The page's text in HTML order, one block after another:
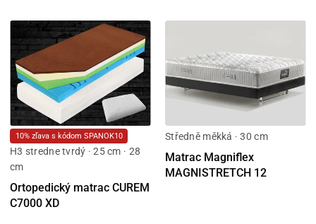
10% zľava s kódom SPANOK10
H3 stredne tvrdý · 25 cm · 28
cm
Ortopedický matrac CUREM
C7000 XD
Středně měkká · 30 cm
Matrac Magniflex
MAGNISTRETCH 12